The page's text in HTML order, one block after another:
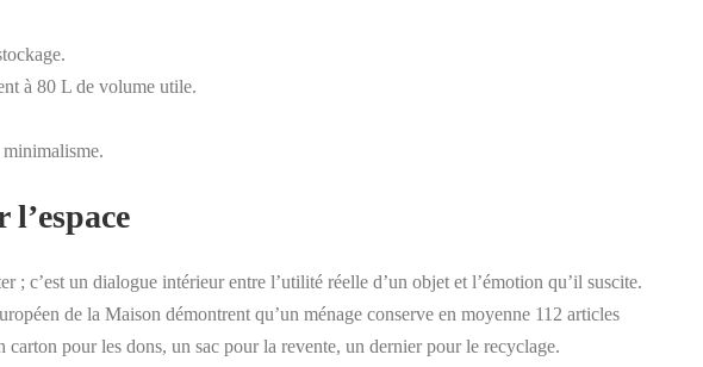
à 80 L de volume utile.
c’est un dialogue intérieur entre l’utilité réelle d’un objet et l’émotion qu’il suscite.
de la Maison démontrent qu’un ménage conserve en moyenne 112 articles
pour les dons, un sac pour la revente, un dernier pour le recyclage.